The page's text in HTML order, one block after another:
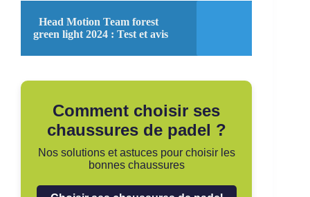
Head Motion Team forest
green light 2024 : Test et avis
Comment choisir ses
chaussures de padel ?
Nos solutions et astuces pour choisir les
bonnes chaussures